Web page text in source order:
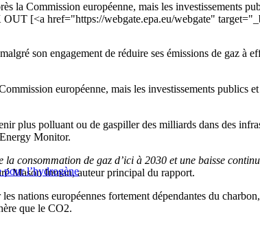
la Commission européenne, mais les investissements
[<a href="https://webgate.epa.eu/webgate"
son engagement de réduire ses émissions de gaz à
européenne, mais les investissements publics
plus polluant ou de gaspiller des milliards dans des
Monitor.
pour l’hydrogène
consommation de gaz d’ici à 2030 et une baisse
Mason Inman, auteur principal du rapport.
nations européennes fortement dépendantes du
que le CO2.